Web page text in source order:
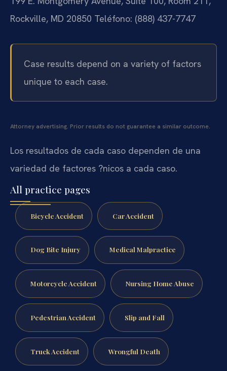
Rockville, MD 20850 Teléfono: (888) 437-7747
Case results depend on a variety of factors
unique to each case.
Attorney advertising. Prior results do not guarantee a similar outcome.
Los resultados de cada caso dependen de una
variedad de factores ?nicos a cada caso.
All practice pages
Bicycle Accident Car Accident
Dog Bite Injury Medical Malpractice
Motorcycle Accident Nursing Home Abuse
Pedestrian Accident Slip and Fall
Truck Accident Wrongful Death